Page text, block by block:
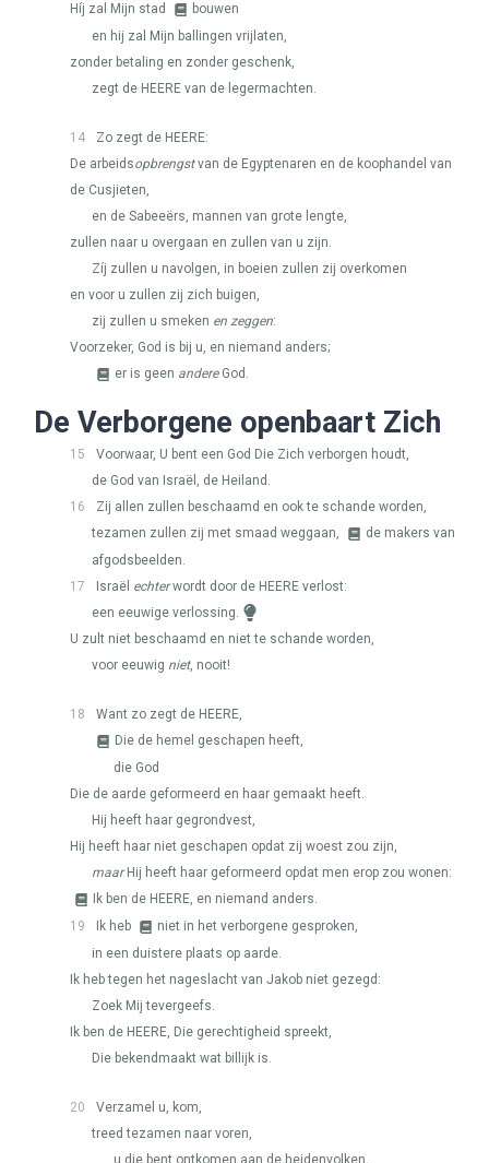
Híj zal Mijn stad
bouwen
en hij zal Mijn ballingen vrijlaten,
zonder betaling en zonder geschenk,
zegt de HEERE van de legermachten.
14 Zo zegt de HEERE:
De arbeidsopbrengstvan de Egyptenaren en de koophandel van
de Cusjieten,
en de Sabeeërs, mannen van grote lengte,
zullen naar u overgaan en zullen van u zijn.
Zíj zullen u navolgen, in boeien zullen zij overkomen
en voor u zullen zij zich buigen,
zij zullen u smeken en zeggen:
Voorzeker, God is bij u, en niemand anders;
er is geen andereGod.
De Verborgene openbaart Zich
15
Voorwaar, U bent een God Die Zich verborgen houdt,
de God van Israël, de Heiland.
16
Zij allen zullen beschaamd en ook te schande worden,
tezamen zullen zij met smaad weggaan,
de makers van
afgodsbeelden.
17
Israël echterwordt door de HEERE verlost:
een eeuwige verlossing.
U zult niet beschaamd en niet te schande worden,
voor eeuwig niet, nooit!
18 Want zo zegt de HEERE,
Die de hemel geschapen heeft,
die God
Die de aarde geformeerd en haar gemaakt heeft.
Hij heeft haar gegrondvest,
Hij heeft haar niet geschapen opdat zij woest zou zijn,
maarHij heeft haar geformeerd opdat men erop zou wonen:
Ik ben de HEERE, en niemand anders.
19
Ik heb
niet in het verborgene gesproken,
in een duistere plaats op aarde.
Ik heb tegen het nageslacht van Jakob niet gezegd:
Zoek Mij tevergeefs.
Ik ben de HEERE, Die gerechtigheid spreekt,
Die bekendmaakt wat billijk is.
20
Verzamel u, kom,
treed tezamen naar voren,
u die bent ontkomen aan de heidenvolken.